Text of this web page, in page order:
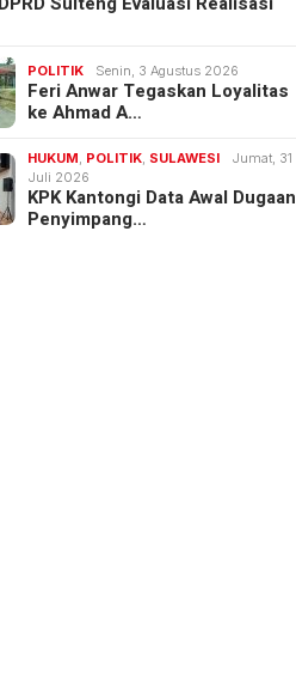
POLITIK Senin, 3 Agustus 2026
Feri Anwar Tegaskan Loyalitas
ke Ahmad A…
HUKUM POLITIK SULAWESI
Jumat, 31
Juli 2026
KPK Kantongi Data Awal Dugaan
Penyimpang…